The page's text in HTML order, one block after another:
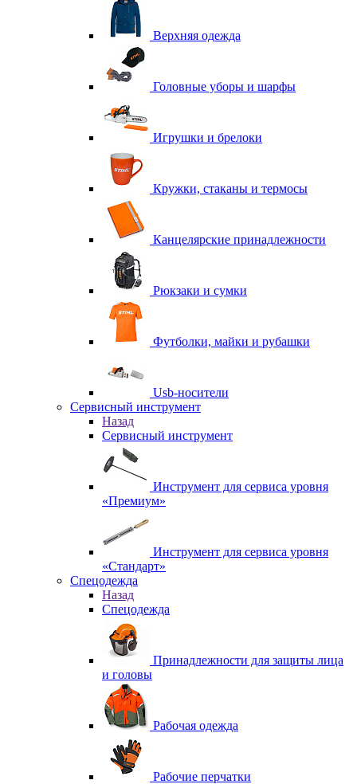
Верхняя одежда
Головные уборы и шарфы
Игрушки и брелоки
Кружки, стаканы и термосы
Канцелярские принадлежности
Рюкзаки и сумки
Футболки, майки и рубашки
Usb-носители
Сервисный инструмент
Назад
Сервисный инструмент
Инструмент для сервиса уровня
«Премиум»
Инструмент для сервиса уровня
«Стандарт»
Спецодежда
Назад
Спецодежда
Принадлежности для защиты лица
и головы
Рабочая одежда
Рабочие перчатки